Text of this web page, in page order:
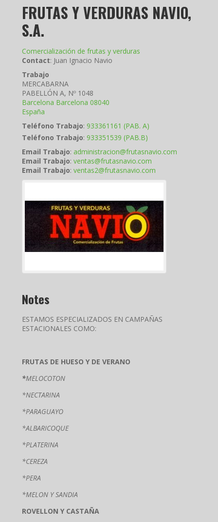
FRUTAS Y VERDURAS NAVIO,
S.A.
Comercialización de frutas y verduras
Contact: Juan Ignacio Navio
Trabajo
MERCABARNA
PABELLÓN A, Nº 1048
Barcelona Barcelona 08040
España
Teléfono Trabajo: 933361161 (PAB. A)
Teléfono Trabajo: 933351539 (PAB.B)
Email Trabajo: administracion@frutasnavio.com
Email Trabajo: ventas@frutasnavio.com
Email Trabajo: ventas2@frutasnavio.com
Notes
ESTAMOS ESPECIALIZADOS EN CAMPAÑAS
ESTACIONALES COMO:
FRUTAS DE HUESO Y DE VERANO
*MELOCOTON
*NECTARINA
*PARAGUAYO
*ALBARICOQUE
*PLATERINA
*CEREZA
*PERA
*MELON Y SANDIA
ROVELLON Y CASTAÑA